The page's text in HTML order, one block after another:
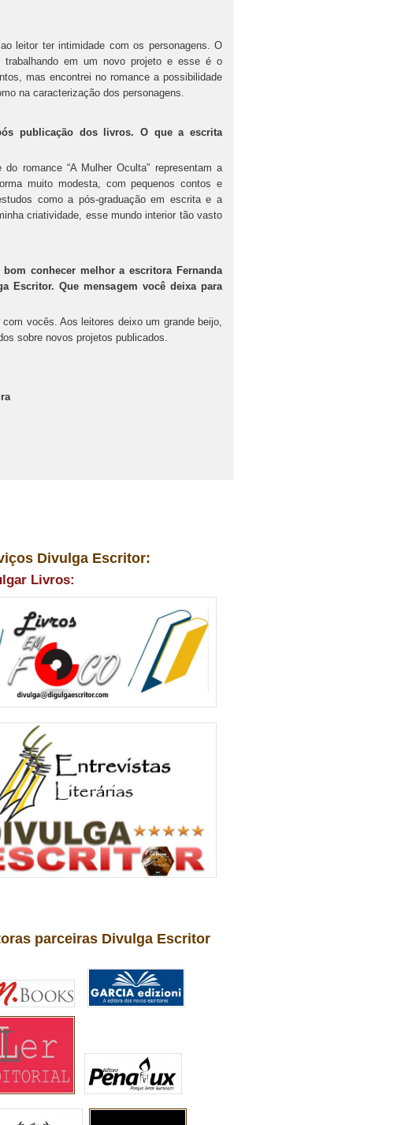
leitor ter intimidade com os personagens. O
em um novo projeto e esse é o
mas encontrei no romance a possibilidade
na caracterização dos personagens.
publicação dos livros. O que a escrita
romance “A Mulher Oculta” representam a
muito modesta, com pequenos contos e
como a pós-graduação em escrita e a
criatividade, esse mundo interior tão vasto
conhecer melhor a escritora Fernanda
Escritor. Que mensagem você deixa para
vocês. Aos leitores deixo um grande beijo,
sobre novos projetos publicados.
Divulga Escritor:
Livros:
parceiras Divulga Escritor